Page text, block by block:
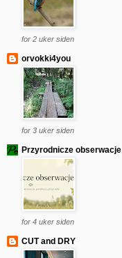
for 2 uker siden
orvokki4you
for 3 uker siden
Przyrodnicze obserwacje
for 4 uker siden
CUT and DRY